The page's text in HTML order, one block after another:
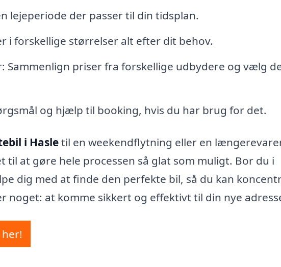
lejeperiode der passer til din tidsplan.
i forskellige størrelser alt efter dit behov.
Sammenlign priser fra forskellige udbydere og vælg
og hjælp til booking, hvis du har brug for det.
i Hasletil en weekendflytning eller en
til at gøre hele processen så glat som muligt. Bor du i
dig med at finde den perfekte bil, så du kan
noget: at komme sikkert og effektivt til din nye